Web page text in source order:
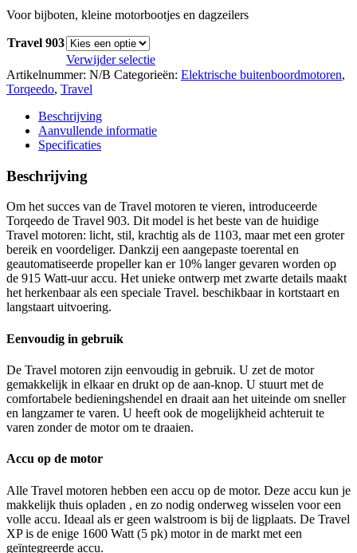
Voor bijboten, kleine motorbootjes en dagzeilers
Travel 903
Verwijder selectie
Artikelnummer: N/B Categorieën: Elektrische buitenboordmotoren,
Torqeedo, Travel
Beschrijving
Aanvullende informatie
Specificaties
Beschrijving
Om het succes van de Travel motoren te vieren, introduceerde
Torqeedo de Travel 903. Dit model is het beste van de huidige
Travel motoren: licht, stil, krachtig als de 1103, maar met een groter
bereik en voordeliger. Dankzij een aangepaste toerental en
geautomatiseerde propeller kan er 10% langer gevaren worden op
de 915 Watt-uur accu. Het unieke ontwerp met zwarte details maakt
het herkenbaar als een speciale Travel. beschikbaar in kortstaart en
langstaart uitvoering.
Eenvoudig in gebruik
De Travel motoren zijn eenvoudig in gebruik. U zet de motor
gemakkelijk in elkaar en drukt op de aan-knop. U stuurt met de
comfortabele bedieningshendel en draait aan het uiteinde om sneller
en langzamer te varen. U heeft ook de mogelijkheid achteruit te
varen zonder de motor om te draaien.
Accu op de motor
Alle Travel motoren hebben een accu op de motor. Deze accu kun je
makkelijk thuis opladen , en zo nodig onderweg wisselen voor een
volle accu. Ideaal als er geen walstroom is bij de ligplaats. De Travel
XP is de enige 1600 Watt (5 pk) motor in de markt met een
geïntegreerde accu.